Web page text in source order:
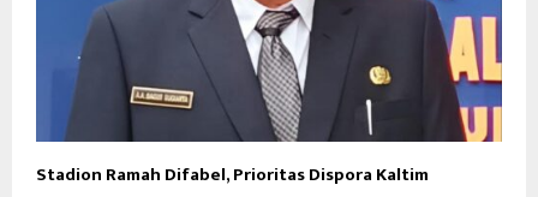
Stadion Ramah Difabel, Prioritas Dispora Kaltim